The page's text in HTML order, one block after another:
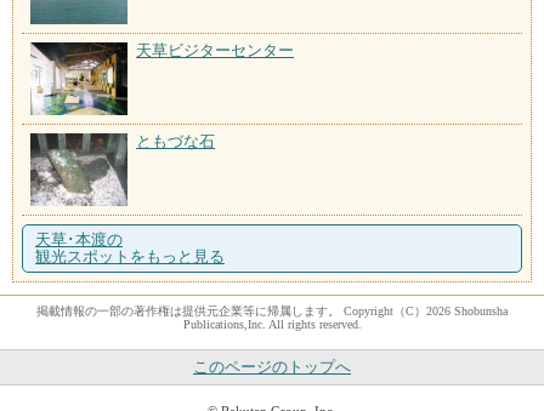
天草ビジターセンター
ともづな石
天草･本渡の
観光スポットをもっと見る
掲載情報の一部の著作権は提供元企業等に帰属します。 Copyright（C）2026 Shobunsha
Publications,Inc. All rights reserved.
このページのトップへ